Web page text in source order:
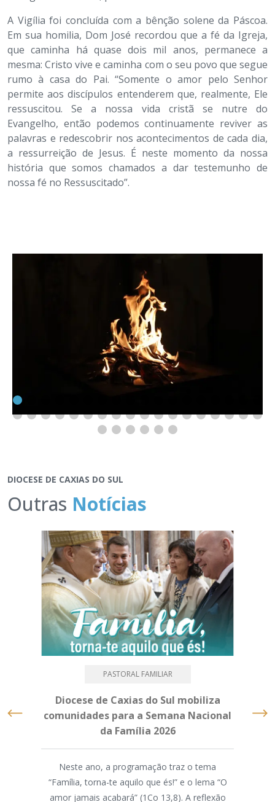
A Vigília foi concluída com a bênção solene da Páscoa.
Em sua homilia, Dom José recordou que a fé da Igreja,
que caminha há quase dois mil anos, permanece a
mesma: Cristo vive e caminha com o seu povo que segue
rumo à casa do Pai. “Somente o amor pelo Senhor
permite aos discípulos entenderem que, realmente, Ele
ressuscitou. Se a nossa vida cristã se nutre do
Evangelho, então podemos continuamente reviver as
palavras e redescobrir nos acontecimentos de cada dia,
a ressurreição de Jesus. É neste momento da nossa
história que somos chamados a dar testemunho de
nossa fé no Ressuscitado”.
DIOCESE DE CAXIAS DO SUL
Outras Notícias
PASTORAL FAMILIAR
Diocese de Caxias do Sul mobiliza
comunidades para a Semana Nacional
da Família 2026
Neste ano, a programação traz o tema
“Família, torna-te aquilo que és!” e o lema “O
amor jamais acabará” (1Co 13,8). A reflexão